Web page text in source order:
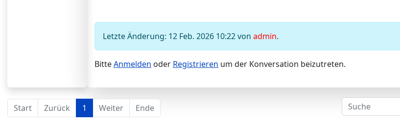
Letzte Änderung: 12 Feb. 2026 10:22 von admin.
BitteAnmelden oder Registrieren um der Konversation beizutreten.
Start Zurück 1 Weiter Ende